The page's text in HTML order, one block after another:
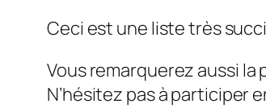
Ceci est une liste très
Vous remarquerez aussi
N’hésitez pas à participer